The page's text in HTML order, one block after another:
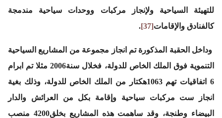
للتهيئة السياحية ولإنجاز مركبات ووحدات سياحية مندمجة
كالفنادق والإقامات[37]
.
وداخل الحقبة المذكورة تم انجاز مجموعة من المشاريع السياحية
التنموية فوق الملك الخاص للدولة، فخلال سنة2006 مثلا تم ابرام
6 اتفاقيات تهم 1063هكتار من الملك الخاص للدولة، وذلك بغية
انجاز ست مركبات سياحية وإقامة بكل من العرائش والدار
البيضاء وطنجة، وقد ساهمت هذه المشاريع بخلق4200 منصب